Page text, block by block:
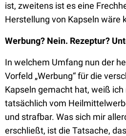
ist, zweitens ist es eine
Herstellung von Kapseln wäre
Werbung? Nein. Rezeptur?
In welchem Umfang nun der
Vorfeld „Werbung“ für die
Kapseln gemacht hat, weiß
tatsächlich vom
und strafbar. Was sich mir
erschließt, ist die Tatsache,